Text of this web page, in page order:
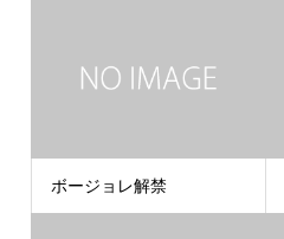
ボージョレ解禁